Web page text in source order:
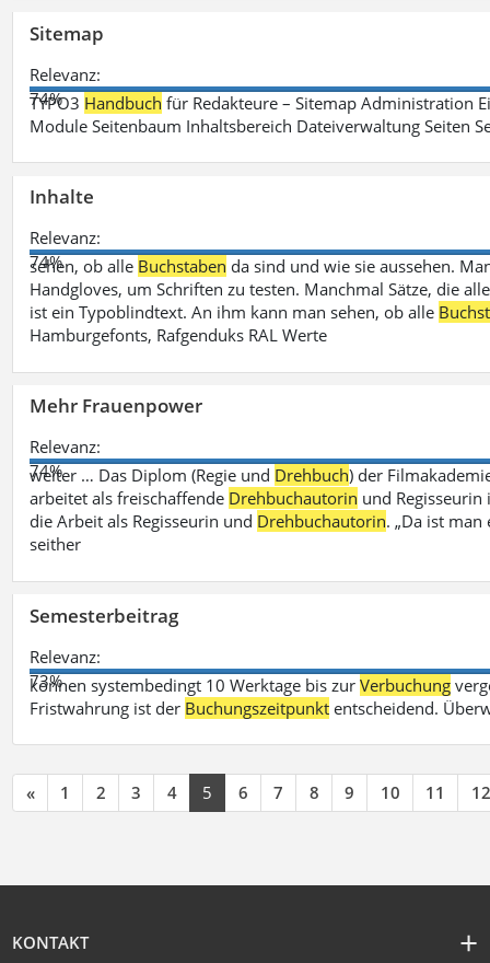
Sitemap
Relevanz:
74%
TYPO3 Handbuch für Redakteure – Sitemap Administration
Module Seitenbaum Inhaltsbereich Dateiverwaltung Seiten
Inhalte
Relevanz:
74%
sehen, ob alle Buchstaben da sind und wie sie aussehen.
Handgloves, um Schriften zu testen. Manchmal Sätze, die
ist ein Typoblindtext. An ihm kann man sehen, ob alle
Hamburgefonts, Rafgenduks RAL Werte
Mehr Frauenpower
Relevanz:
74%
weiter … Das Diplom (Regie und Drehbuch) der
arbeitet als freischaffende Drehbuchautorin und
die Arbeit als Regisseurin und Drehbuchautorin. „Da ist
seither
Semesterbeitrag
Relevanz:
73%
können systembedingt 10 Werktage bis zurVerbuchung
Fristwahrung ist der Buchungszeitpunkt entscheidend.
« 1 2 3 4 5 6 7 8 9 10 11 12
KONTAKT